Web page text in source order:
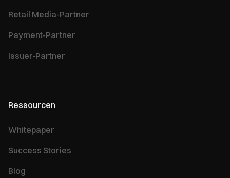
Retail Media-Partner
Payment-Partner
Issuer-Partner
Ressourcen
Whitepaper
Success Stories
Blog